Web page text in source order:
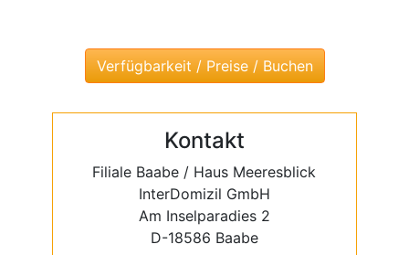
Kontakt
Filiale Baabe / Haus Meeresblick
InterDomizil GmbH
Am Inselparadies 2
D-18586 Baabe